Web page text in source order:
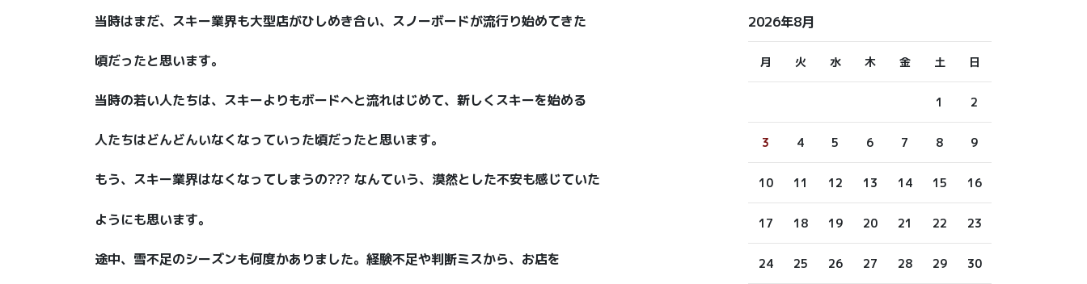
当時はまだ、スキー業界も大型店がひしめき合い、スノーボードが流行り始めてきた
頃だったと思います。
当時の若い人たちは、スキーよりもボードへと流れはじめて、新しくスキーを始める
人たちはどんどんいなくなっていった頃だったと思います。
もう、スキー業界はなくなってしまうの??? なんていう、漠然とした不安も感じていた
ようにも思います。
途中、雪不足のシーズンも何度かありました。経験不足や判断ミスから、お店を
2026年8月
月 火 水 木 金 土 日
1 2
3 4 5 6 7 8 9
10 11 12 13 14 15 16
17 18 19 20 21 22 23
24 25 26 27 28 29 30